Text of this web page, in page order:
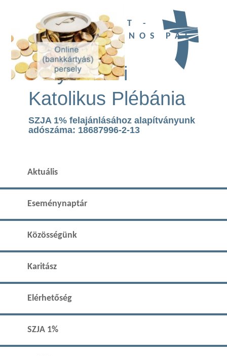
UBI DEUS EST -
SZENT II. JÁNOS PÁL
TEMPLOM
Páty Római
Katolikus Plébánia
SZJA 1% felajánlásához alapítványunk
adószáma: 18687996-2-13
Aktuális
Eseménynaptár
Közösségünk
Karitász
Elérhetőség
SZJA 1%